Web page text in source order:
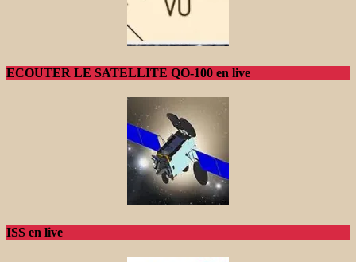
ECOUTER LE SATELLITE QO-100 en live
ISS en live